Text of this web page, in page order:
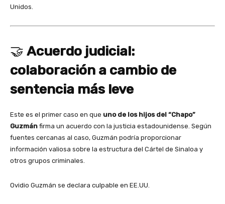
Unidos.
🤝 Acuerdo judicial:
colaboración a cambio de
sentencia más leve
Este es el primer caso en que uno de los hijos del “Chapo”
Guzmán firma un acuerdo con la justicia estadounidense. Según
fuentes cercanas al caso, Guzmán podría proporcionar
información valiosa sobre la estructura del Cártel de Sinaloa y
otros grupos criminales.
Ovidio Guzmán se declara culpable en EE.UU.